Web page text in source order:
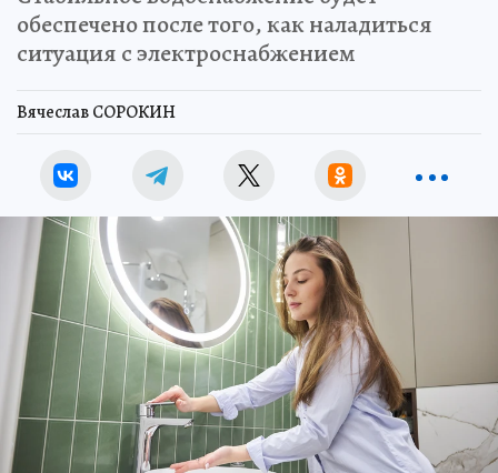
обеспечено после того, как наладиться
ситуация с электроснабжением
Вячеслав СОРОКИН